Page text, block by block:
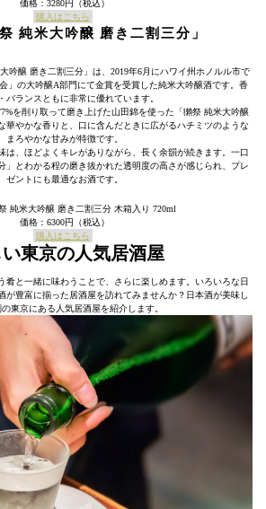
価格：3280円（税込）
購入はこちら
純米大吟醸 磨き二割三分」
吟醸 磨き二割三分」は、2019年6月にハワイ州ホノルル市で
」の大吟醸A部門にて金賞を受賞した純米大吟醸酒です。香
バランスともに非常に優れています。
を削り取って磨き上げた山田錦を使った「獺祭 純米大吟醸
華やかな香りと、口に含んだときに広がるハチミツのような
まろやかな甘みが特徴です。
は、ほどよくキレがありながら、長く余韻が続きます。一口
」とわかる程の磨き抜かれた透明度の高さが感じられ、プレ
ゼントにも最適なお酒です。
純米大吟醸 磨き二割三分 木箱入り 720ml
価格：6300円（税込）
購入はこちら
東京の人気居酒屋
肴と一緒に味わうことで、さらに楽しめます。いろいろな日
が豊富に揃った居酒屋を訪れてみませんか？日本酒が美味し
東京にある人気居酒屋を紹介します。